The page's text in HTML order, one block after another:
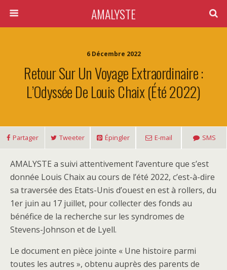
AMALYSTE
6 Décembre 2022
Retour Sur Un Voyage Extraordinaire :
L’Odyssée De Louis Chaix (été 2022)
Partager Tweeter Épingler E-mail SMS
AMALYSTE a suivi attentivement l’aventure que s’est
donnée Louis Chaix au cours de l’été 2022, c’est-à-dire
sa traversée des Etats-Unis d’ouest en est à rollers, du
1er juin au 17 juillet, pour collecter des fonds au
bénéfice de la recherche sur les syndromes de
Stevens-Johnson et de Lyell.
Le document en pièce jointe « Une histoire parmi
toutes les autres », obtenu auprès des parents de